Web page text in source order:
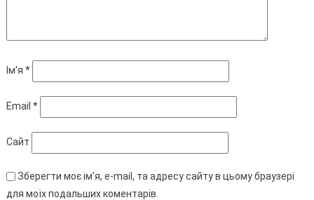
Ім'я *
Email *
Сайт
Зберегти моє ім'я, e-mail, та адресу сайту в цьому браузері
для моїх подальших коментарів.